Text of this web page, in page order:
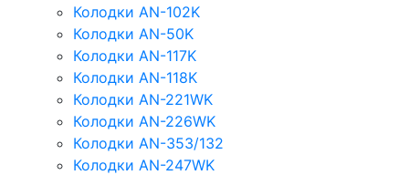
Колодки AN-102K
Колодки AN-50K
Колодки AN-117K
Колодки AN-118K
Колодки AN-221WK
Колодки AN-226WK
Колодки AN-353/132
Колодки AN-247WK